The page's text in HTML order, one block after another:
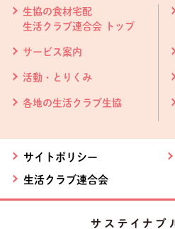
生協の食材宅配
生活クラブ連合会 トップ
サービス案内
活動・とりくみ
各地の生活クラブ生協
サイトポリシー
生活クラブ連合会